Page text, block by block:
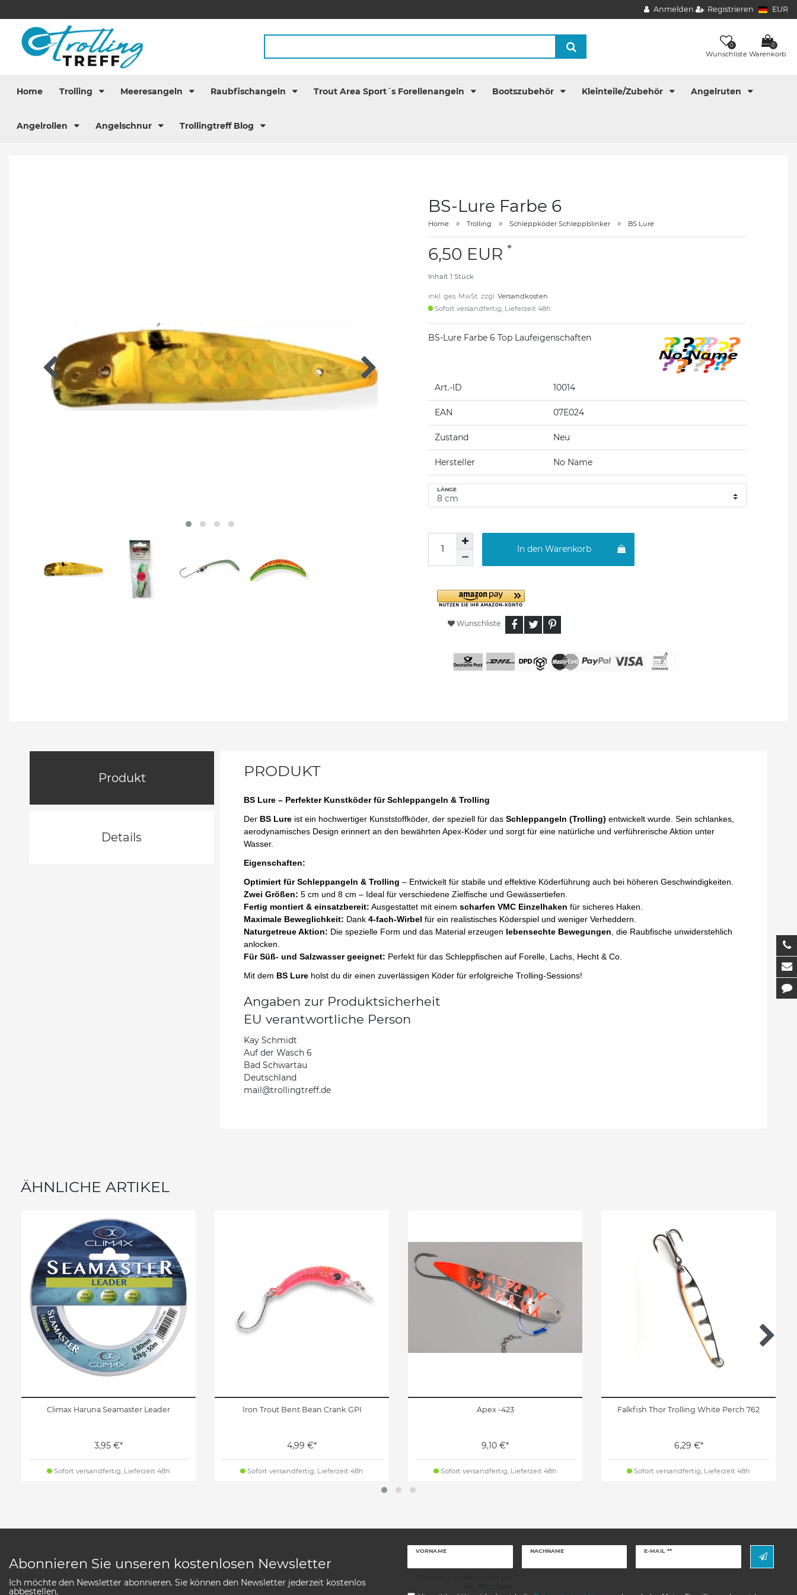
Anmelden Registrieren EUR
0
Wunschliste
0
Warenkorb
Home Trolling Meeresangeln Raubfischangeln Trout Area Sport´s Forellenangeln Bootszubehör Kleinteile/Zubehör Angelruten
Angelrollen Angelschnur Trollingtreff Blog
BS-Lure Farbe 6
Home Trolling Schleppköder Schleppblinker BS Lure
6,50 EUR *
Inhalt 1 Stück
inkl. ges. MwSt. zzgl. Versandkosten
Sofort versandfertig, Lieferzeit 48h
BS-Lure Farbe 6 Top Laufeigenschaften
Art.-ID 10014
EAN 07E024
Zustand Neu
Hersteller No Name
LÄNGE
In den Warenkorb
Wunschliste
Produkt
Details
PRODUKT
BS Lure – Perfekter Kunstköder für Schleppangeln & Trolling
Der BS Lure ist ein hochwertiger Kunststoffköder, der speziell für das Schleppangeln (Trolling) entwickelt wurde. Sein schlankes,
aerodynamisches Design erinnert an den bewährten Apex-Köder und sorgt für eine natürliche und verführerische Aktion unter
Wasser.
Eigenschaften:
Optimiert für Schleppangeln & Trolling – Entwickelt für stabile und effektive Köderführung auch bei höheren Geschwindigkeiten.
Zwei Größen: 5 cm und 8 cm – Ideal für verschiedene Zielfische und Gewässertiefen.
Fertig montiert & einsatzbereit: Ausgestattet mit einem scharfen VMC Einzelhaken für sicheres Haken.
Maximale Beweglichkeit: Dank 4-fach-Wirbel für ein realistisches Köderspiel und weniger Verheddern.
Naturgetreue Aktion: Die spezielle Form und das Material erzeugen lebensechte Bewegungen , die Raubfische unwiderstehlich
anlocken.
Für Süß- und Salzwasser geeignet: Perfekt für das Schleppfischen auf Forelle, Lachs, Hecht & Co.
Mit dem BS Lure holst du dir einen zuverlässigen Köder für erfolgreiche Trolling-Sessions!
Angaben zur Produktsicherheit
EU verantwortliche Person
Kay Schmidt
Auf der Wasch 6
Bad Schwartau
Deutschland
mail@trollingtreff.de
ÄHNLICHE ARTIKEL
Climax Haruna Seamaster Leader
3,95 €*
Sofort versandfertig, Lieferzeit 48h
Iron Trout Bent Bean Crank GPI
4,99 €*
Sofort versandfertig, Lieferzeit 48h
Apex -423
9,10 €*
Sofort versandfertig, Lieferzeit 48h
Falkfish Thor Trolling White Perch 762
6,29 €*
Sofort versandfertig, Lieferzeit 48h
Abonnieren Sie unseren kostenlosen Newsletter
Ich möchte den Newsletter abonnieren. Sie können den Newsletter jederzeit kostenlos
abbestellen.
VORNAME NACHNAME E-MAIL **
Newsletter